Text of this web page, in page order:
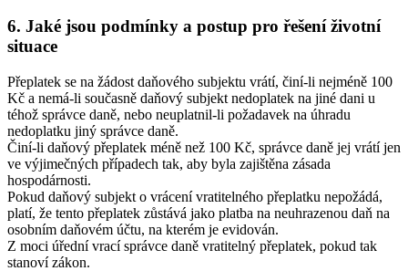
6. Jaké jsou podmínky a postup pro řešení životní
situace
Přeplatek se na žádost daňového subjektu vrátí, činí-li nejméně 100
Kč a nemá-li současně daňový subjekt nedoplatek na jiné dani u
téhož správce daně, nebo neuplatnil-li požadavek na úhradu
nedoplatku jiný správce daně.
Činí-li daňový přeplatek méně než 100 Kč, správce daně jej vrátí jen
ve výjimečných případech tak, aby byla zajištěna zásada
hospodárnosti.
Pokud daňový subjekt o vrácení vratitelného přeplatku nepožádá,
platí, že tento přeplatek zůstává jako platba na neuhrazenou daň na
osobním daňovém účtu, na kterém je evidován.
Z moci úřední vrací správce daně vratitelný přeplatek, pokud tak
stanoví zákon.